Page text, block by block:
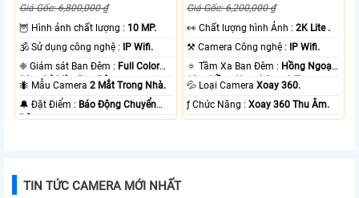
Giá Gốc: 6,800,000 ₫
🦉 Hình ảnh chất lượng : 10 MP.
🕉️ Sử dụng công nghệ :
IP Wifi.
❈ Giám sát Ban Đêm : Full Color
20m Có Màu Ban Ðêm.
🐜 Mẫu Camera2 Mắt Trong Nhà.
️🔔 Đặt Điểm : Báo Động Chuyển
Động.
Giá Gốc: 6,200,000 ₫
️👀 Chất lượng hình Ảnh :2K Lite .
⚒ Camera Công nghệ :
IP Wifi.
🔅 Tầm Xa Ban Đêm : Hồng Ngoại
10m Hồng Ngoại Smart IR.
💦 Loại CameraXoay 360.
️ƒ Chức Năng :Xoay 360 Thu Âm.
TIN TỨC CAMERA MỚI NHẤT